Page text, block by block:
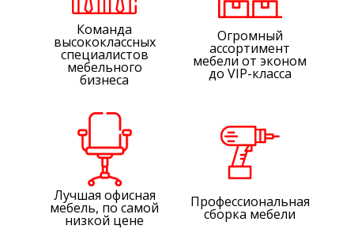
Команда
высококлассных
специалистов
мебельного
бизнеса
Огромный
ассортимент
мебели от эконом
до VIP-класса
Лучшая офисная
мебель, по самой
низкой цене
Профессиональная
сборка мебели